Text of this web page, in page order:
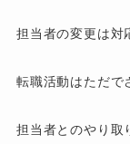
担当者の変更は対
転職活動はただで
担当者とのやり取